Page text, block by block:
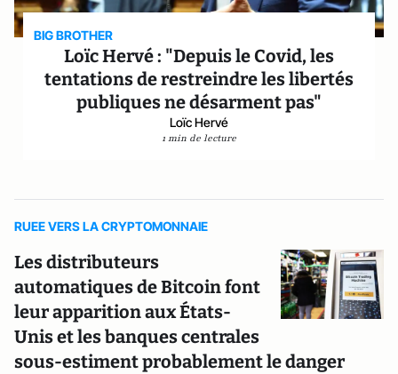
BIG BROTHER
Loïc Hervé : "Depuis le Covid, les
tentations de restreindre les libertés
publiques ne désarment pas"
Loïc Hervé
1 min de lecture
RUEE VERS LA CRYPTOMONNAIE
Les distributeurs
automatiques de Bitcoin font
leur apparition aux États-
Unis et les banques centrales
sous-estiment probablement le danger